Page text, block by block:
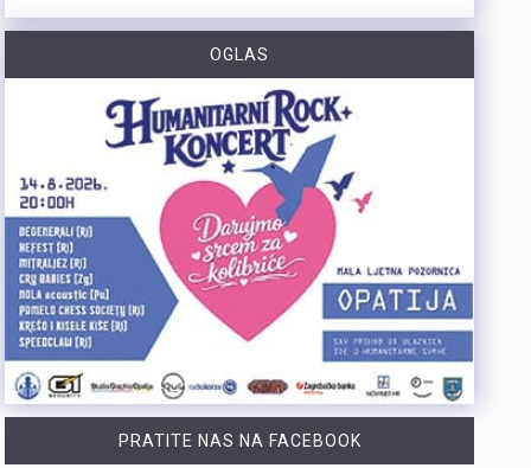
https://youtu.be/bbJS07ZGQeU Tridesetosmogodišnji Denis Vejzović iz Hrvatske doživio je puknuće aneurizme u Irskoj, a obitelj ima manje od dana prije nego što liječnici u Corku isključe aparate za održavanje života. Liječnički tim donosi odluku o isključivanju, a obitelj hitno traži medicinski prijevoz i bolnicu u Hrvatskoj te prikuplja pomoć preko GoFundMe aplikacije.Donacije za pomoć obitelji i organizaciju liječničkog prijevoza mogu se uplatiti putem GoFundMe platforme. https://www.gofundme.com/f/help-denis-fight-for-his-life?lang=en_US&ts=1785938768 Više u videoprilogu:
https://youtu.be/mldUU0Knk1Y U prometnoj nesreći u Rijeci teško je ozlijeđena 75-godišnja pješakinja, dok je 80-godišnji pješak prošao s lakšim ozljedama. Na njih je na pješačkom prijelazu naletio autobus kojim je upravljao 54-godišnji vozač. Nesreća se dogodila u utorak, 4. kolovoza, oko 18 sati na raskrižju Ulice Ivana Zajca i Ribarske ulice.
https://youtu.be/-_V3gJvjFjc Trodnevno obilježavanje Dana pobjede i 31. obljetnice Oluje u Rijeci zaključeno je bakljadom na Molo longu, gdje je zapaljeno 222 baklje za poginule branitelje Primorsko-goranske županije. Uz prigodni program, polaganje vijenaca i koncert grupe Opća opasnost, Rijeka je dostojanstveno obilježila najvažniji datum novije hrvatske povijesti. Više u videoprilogu:
OGLAS
PRATITE NAS NA FACEBOOK